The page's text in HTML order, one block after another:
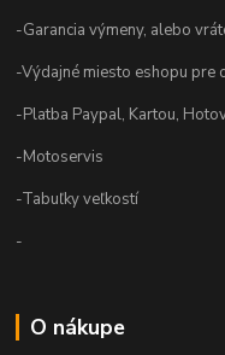
-Garancia výmeny, alebo
-Výdajné miesto eshopu pre
-Platba Paypal, Kartou,
-Motoservis
-Tabuľky veľkostí
-
O nákupe